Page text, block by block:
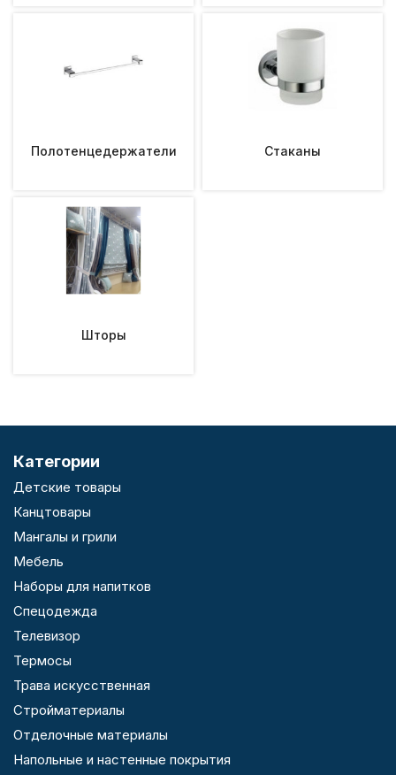
Полотенцедержатели Стаканы
Шторы
Категории
Детские товары
Канцтовары
Мангалы и грили
Мебель
Наборы для напитков
Спецодежда
Телевизор
Термосы
Трава искусственная
Стройматериалы
Отделочные материалы
Напольные и настенные покрытия